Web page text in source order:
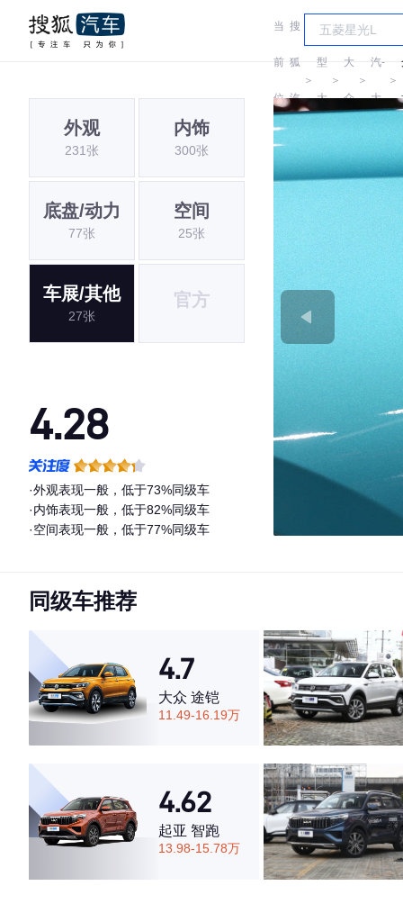
当
前
位
置:
搜
狐
汽
＞
车
型
大
＞
大
众
＞
一
汽-
大
＞
外观
231张
内饰
300张
底盘/动力
77张
空间
25张
车展/其他
27张
官方
4.28
·外观表现一般，低于73%同级车
·内饰表现一般，低于82%同级车
·空间表现一般，低于77%同级车
同级车推荐
4.7
大众 途铠
11.49-16.19万
4.62
起亚 智跑
13.98-15.78万